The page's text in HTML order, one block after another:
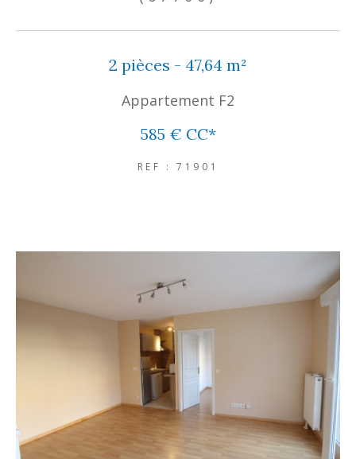
2 pièces - 47,64 m²
Appartement F2
585 € CC*
REF : 71901